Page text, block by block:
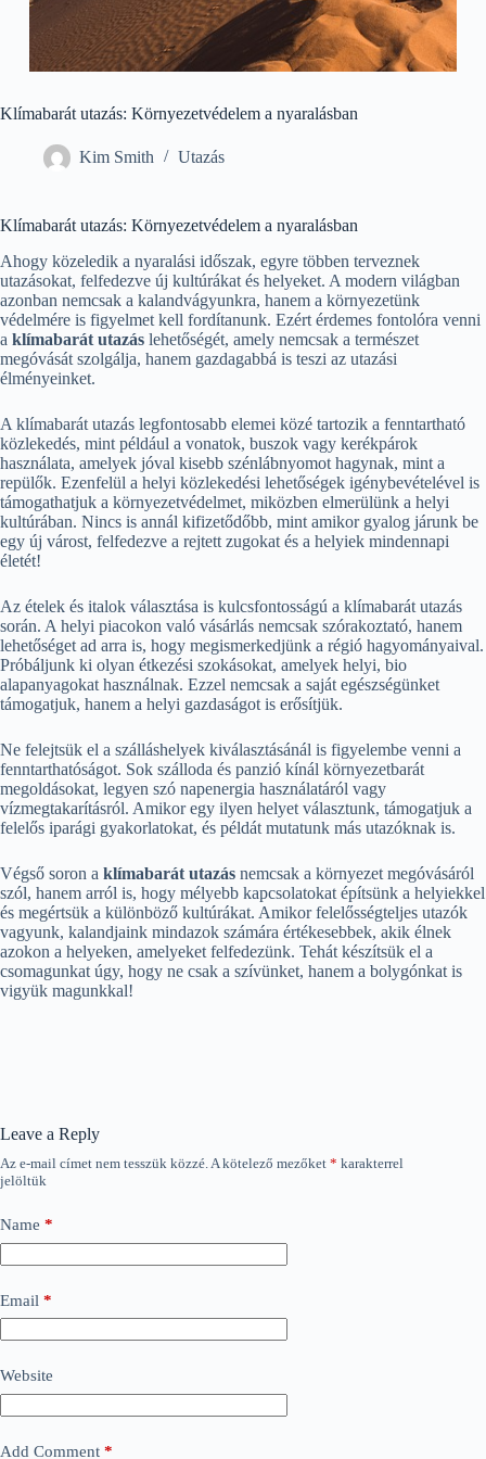
Klímabarát utazás: Környezetvédelem a nyaralásban
Kim Smith Utazás
Klímabarát utazás: Környezetvédelem a nyaralásban
Ahogy közeledik a nyaralási időszak, egyre többen terveznek
utazásokat, felfedezve új kultúrákat és helyeket. A modern világban
azonban nemcsak a kalandvágyunkra, hanem a környezetünk
védelmére is figyelmet kell fordítanunk. Ezért érdemes fontolóra venni
a klímabarát utazás lehetőségét, amely nemcsak a természet
megóvását szolgálja, hanem gazdagabbá is teszi az utazási
élményeinket.
A klímabarát utazás legfontosabb elemei közé tartozik a fenntartható
közlekedés, mint például a vonatok, buszok vagy kerékpárok
használata, amelyek jóval kisebb szénlábnyomot hagynak, mint a
repülők. Ezenfelül a helyi közlekedési lehetőségek igénybevételével is
támogathatjuk a környezetvédelmet, miközben elmerülünk a helyi
kultúrában. Nincs is annál kifizetődőbb, mint amikor gyalog járunk be
egy új várost, felfedezve a rejtett zugokat és a helyiek mindennapi
életét!
Az ételek és italok választása is kulcsfontosságú a klímabarát utazás
során. A helyi piacokon való vásárlás nemcsak szórakoztató, hanem
lehetőséget ad arra is, hogy megismerkedjünk a régió hagyományaival.
Próbáljunk ki olyan étkezési szokásokat, amelyek helyi, bio
alapanyagokat használnak. Ezzel nemcsak a saját egészségünket
támogatjuk, hanem a helyi gazdaságot is erősítjük.
Ne felejtsük el a szálláshelyek kiválasztásánál is figyelembe venni a
fenntarthatóságot. Sok szálloda és panzió kínál környezetbarát
megoldásokat, legyen szó napenergia használatáról vagy
vízmegtakarításról. Amikor egy ilyen helyet választunk, támogatjuk a
felelős iparági gyakorlatokat, és példát mutatunk más utazóknak is.
Végső soron a klímabarát utazás nemcsak a környezet megóvásáról
szól, hanem arról is, hogy mélyebb kapcsolatokat építsünk a helyiekkel
és megértsük a különböző kultúrákat. Amikor felelősségteljes utazók
vagyunk, kalandjaink mindazok számára értékesebbek, akik élnek
azokon a helyeken, amelyeket felfedezünk. Tehát készítsük el a
csomagunkat úgy, hogy ne csak a szívünket, hanem a bolygónkat is
vigyük magunkkal!
Leave a Reply
Az e-mail címet nem tesszük közzé.A kötelező mezőket * karakterrel
jelöltük
Name *
Email *
Website
Add Comment *